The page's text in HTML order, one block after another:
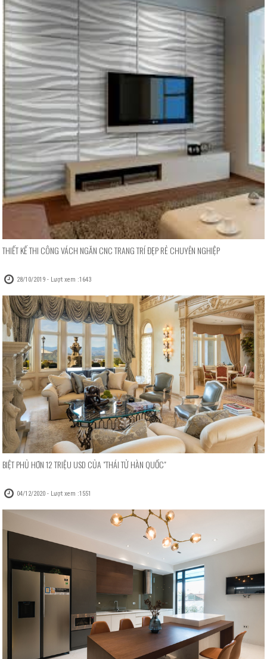
THIẾT KẾ THI CÔNG VÁCH NGĂN CNC TRANG TRÍ ĐẸP RẺ CHUYÊN NGHIỆP
28/10/2019 - Lượt xem :1643
BIỆT PHỦ HƠN 12 TRIỆU USD CỦA "THÁI TỬ HÀN QUỐC"
04/12/2020 - Lượt xem :1551